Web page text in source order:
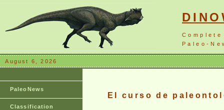
Paleo-
August 6, 2026
PaleoNews
Classification
El curso de